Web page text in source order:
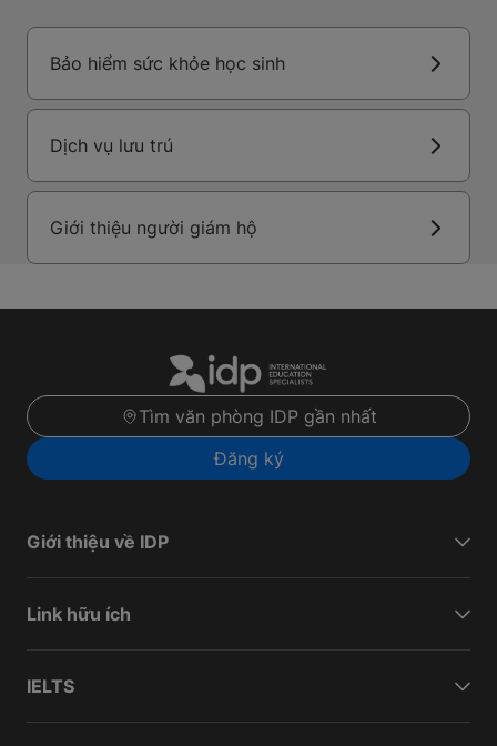
Bảo hiểm sức khỏe học sinh
Dịch vụ lưu trú
Giới thiệu người giám hộ
Tìm văn phòng IDP gần nhất
Đăng ký
Giới thiệu về IDP
Link hữu ích
IELTS